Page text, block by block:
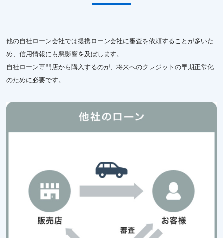
他の自社ローン会社では提携ローン会社に審査を依頼することが多いた
め、信用情報にも悪影響を及ぼします。
自社ローン専門店から購入するのが、将来へのクレジットの早期正常化
のために必要です。